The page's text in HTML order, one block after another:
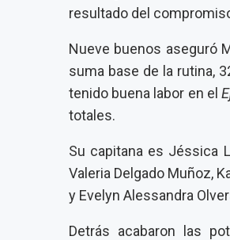
resultado del
Nueve buenos aseguró
suma base de la rutina,
tenido buena labor en el
totales.
Su capitana es Jéssica
Valeria Delgado Muñoz,
y Evelyn Alessandra
Detrás acabaron las